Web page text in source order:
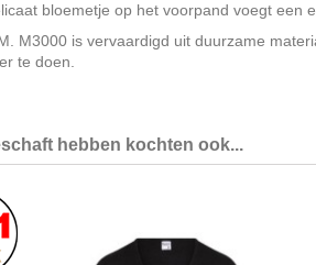
bloemetje op het voorpand voegt een
M3000 is vervaardigd uit duurzame
te doen.
hebben kochten ook...